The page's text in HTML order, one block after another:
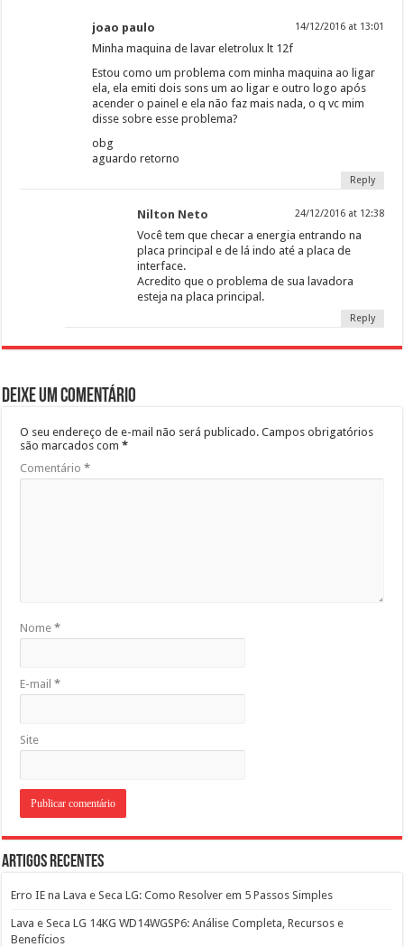
joao paulo 14/12/2016 at 13:01
Minha maquina de lavar eletrolux lt 12f
Estou como um problema com minha maquina ao ligar
ela, ela emiti dois sons um ao ligar e outro logo após
acender o painel e ela não faz mais nada, o q vc mim
disse sobre esse problema?
obg
aguardo retorno
Reply
Nilton Neto 24/12/2016 at 12:38
Você tem que checar a energia entrando na
placa principal e de lá indo até a placa de
interface.
Acredito que o problema de sua lavadora
esteja na placa principal.
Reply
Deixe um comentário
O seu endereço de e-mail não será publicado. Campos obrigatórios
são marcados com*
Comentário*
Nome*
E-mail*
Site
Artigos Recentes
Erro IE na Lava e Seca LG: Como Resolver em 5 Passos Simples
Lava e Seca LG 14KG WD14WGSP6: Análise Completa, Recursos e
Benefícios